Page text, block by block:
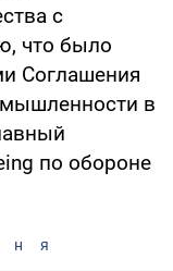
с
что было
Соглашения
в
по обороне